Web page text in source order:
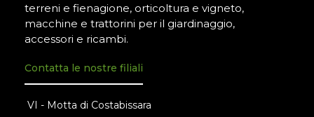
terreni e fienagione, orticoltura e vigneto,
macchine e trattorini per il giardinaggio,
accessori e ricambi.
Contatta le nostre filiali
VI - Motta di Costabissara